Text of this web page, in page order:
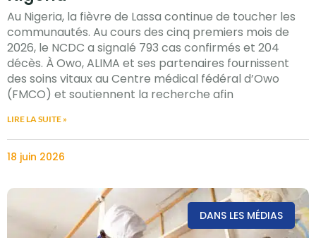
Au Nigeria, la fièvre de Lassa continue de toucher les
communautés. Au cours des cinq premiers mois de
2026, le NCDC a signalé 793 cas confirmés et 204
décès. À Owo, ALIMA et ses partenaires fournissent
des soins vitaux au Centre médical fédéral d’Owo
(FMCO) et soutiennent la recherche afin
LIRE LA SUITE »
18 juin 2026
DANS LES MÉDIAS